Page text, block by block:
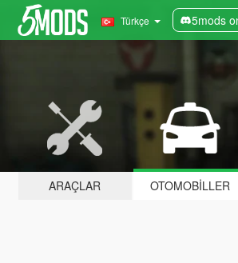
Türkçe 5mods
ARAÇLAR OTOMOBILLER